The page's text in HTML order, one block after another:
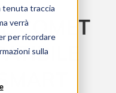
tenuta traccia
verrà
per ricordare
sulla
COMET